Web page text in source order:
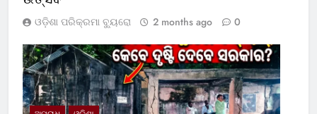
ଓଡ଼ିଶା ପରିକ୍ରମା ବ୍ୟୁରୋ 2 months ago 0